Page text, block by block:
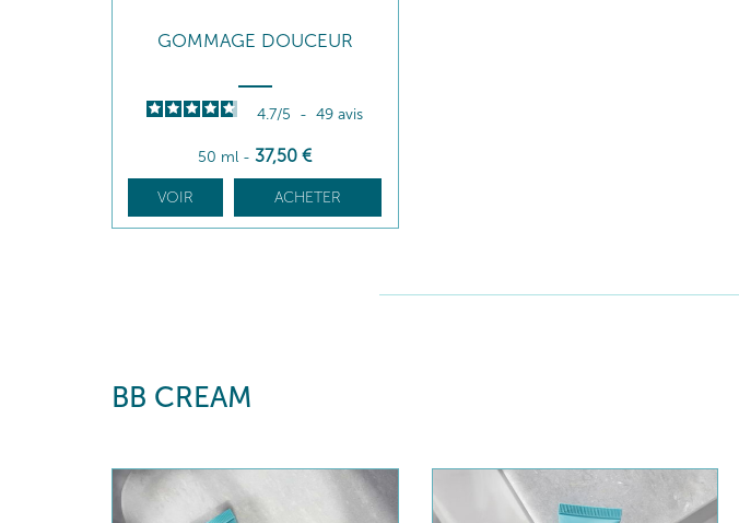
GOMMAGE DOUCEUR
4.7/5 - 49avis
50 ml -37,50 €
VOIR ACHETER
BB CREAM